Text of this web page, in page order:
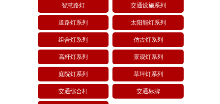
智慧路灯 交通设施系列
道路灯系列 太阳能灯系列
组合灯系列 仿古灯系列
高杆灯系列 景观灯系列
庭院灯系列 草坪灯系列
交通综合杆 交通标牌